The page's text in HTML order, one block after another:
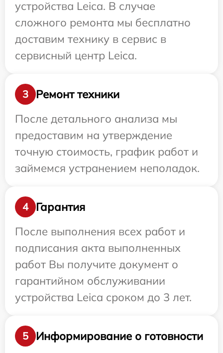
устройства Leica. В случае
сложного ремонта мы бесплатно
доставим технику в сервис в
сервисный центр Leica.
3
Ремонт техники
После детального анализа мы
предоставим на утверждение
точную стоимость, график работ и
займемся устранением неполадок.
4
Гарантия
После выполнения всех работ и
подписания акта выполненных
работ Вы получите документ о
гарантийном обслуживании
устройства Leica сроком до 3 лет.
5
Информирование о готовности